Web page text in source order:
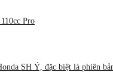
Pro
SH Ý, đặc biệt là phiên